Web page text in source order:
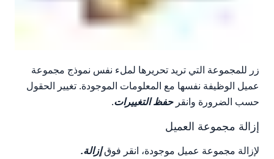
زر للمجموعة التي تريد تحريرها لملء نفس نموذج مجموعة
عميل الوظيفة نفسها مع المعلومات الموجودة. تغيير الحقول
حسب الضرورة وانقرحفظ التغييرات.
إزالة مجموعة العميل
لإزالة مجموعة عميل موجودة، انقر فوقإزالة.